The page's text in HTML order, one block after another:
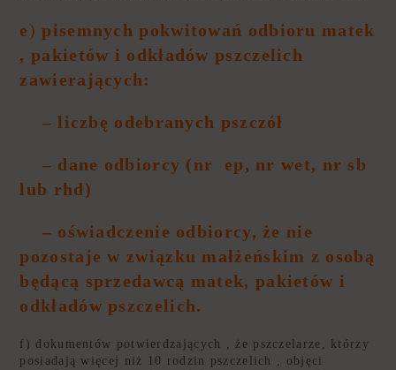
e) pisemnych pokwitowań odbioru matek
, pakietów i odkładów pszczelich
zawierających:
– liczbę odebranych pszczół
– dane odbiorcy (nr ep, nr wet, nr sb
lub rhd)
– oświadczenie odbiorcy, że nie
pozostaje w związku małżeńskim z osobą
będącą sprzedawcą matek, pakietów i
odkładów pszczelich.
f) dokumentów potwierdzających , że pszczelarze, którzy
posiadają więcej niż 10 rodzin pszczelich , objęci